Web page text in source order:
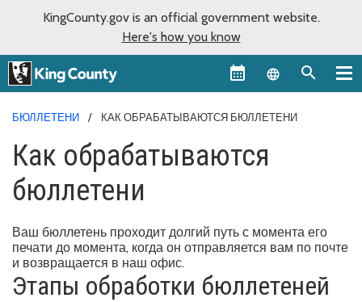
KingCounty.gov is an official government website.
Here's how you know
Language
БЮЛЛЕТЕНИ КАК ОБРАБАТЫВАЮТСЯ БЮЛЛЕТЕНИ
Как обрабатываются
бюллетени
Ваш бюллетень проходит долгий путь с момента его
печати до момента, когда он отправляется вам по почте
и возвращается в наш офис.
Этапы обработки бюллетеней